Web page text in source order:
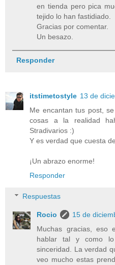
en tienda pero pica
tejido lo han fastidiado.
Gracias por comentar.
Un besazo.
Responder
itstimetostyle 13 de
Me encantan tus post,
cosas a la realidad
Stradivarios :)
Y es verdad que cuesta
¡Un abrazo enorme!
Responder
Respuestas
Rocio
15 de
Muchas gracias, eso
hablar tal y como
sinceridad. La verdad
veo mucho estas